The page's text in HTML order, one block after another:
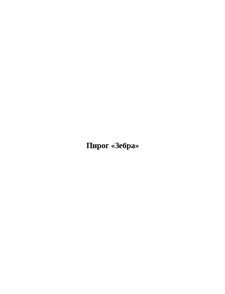
Пирог «Зебра»